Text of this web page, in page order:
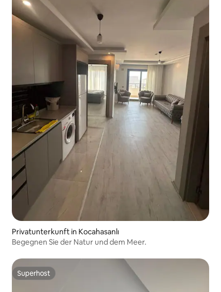
Privatunterkunft in Kocahasanlı
Begegnen Sie der Natur und dem Meer.
Superhost
Superhost